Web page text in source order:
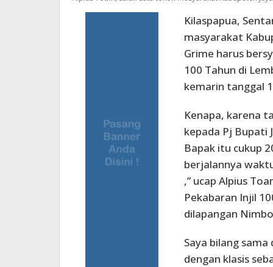
Kilaspapua,
masyarakat
Grime harus
100 Tahun di
kemarin tanggal
Kenapa, karena
kepada Pj Bupati
Bapak itu cukup
berjalannya
,” ucap Alpius
Pekabaran Injil
dilapangan
Saya bilang
dengan klasis